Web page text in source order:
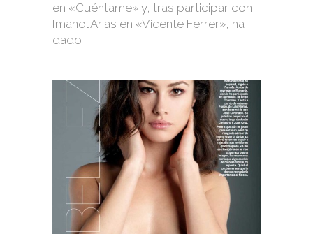
en «Cuéntame» y, tras participar con
Imanol Arias en «Vicente Ferrer», ha
dado